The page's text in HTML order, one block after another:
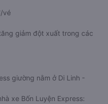
vé
giảm đột xuất trong các
giường nằm ở Di Linh -
xe Bốn Luyện Express: